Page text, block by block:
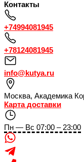
Контакты
+74994081945
+78124081945
info@kutya.ru
Москва, Академика
Карта доставки
Пн — Вс 07:00 – 23:00